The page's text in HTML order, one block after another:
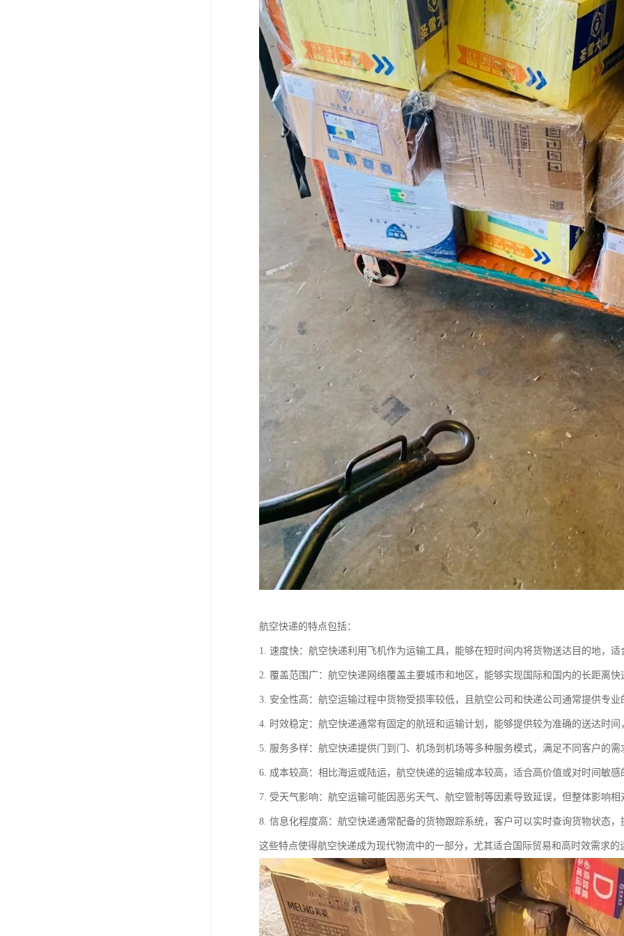
航空快递的特点包括：
1. 速度快：航空快递利用飞机作为运输工具，能够在短时间内将货物送达目的地，
2. 覆盖范围广：航空快递网络覆盖主要城市和地区，能够实现国际和国内的长距离快
3. 安全性高：航空运输过程中货物受损率较低，且航空公司和快递公司通常提供专
4. 时效稳定：航空快递通常有固定的航班和运输计划，能够提供较为准确的送达时
5. 服务多样：航空快递提供门到门、机场到机场等多种服务模式，满足不同客户的
6. 成本较高：相比海运或陆运，航空快递的运输成本较高，适合高价值或对时间敏感
7. 受天气影响：航空运输可能因恶劣天气、航空管制等因素导致延误，但整体影响相
8. 信息化程度高：航空快递通常配备的货物跟踪系统，客户可以实时查询货物状态，
这些特点使得航空快递成为现代物流中的一部分，尤其适合国际贸易和高时效需求的